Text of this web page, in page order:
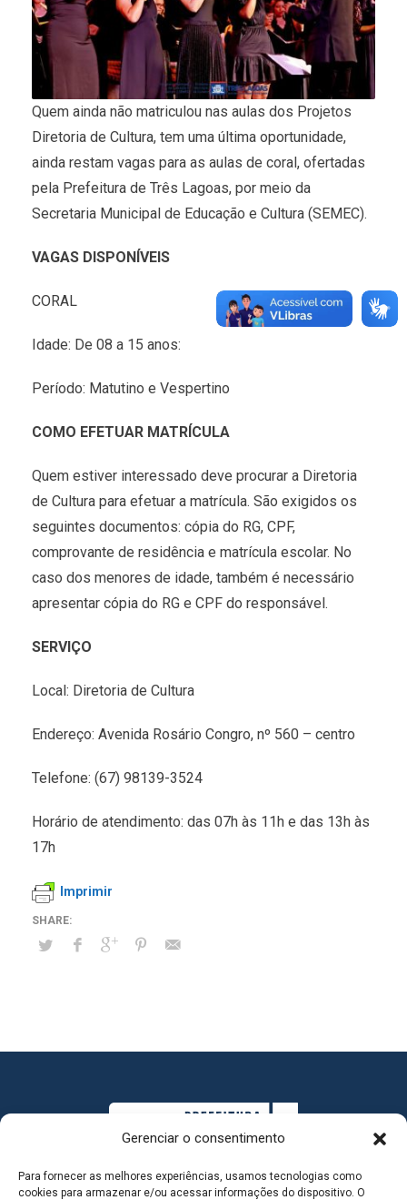
Gerenciar o consentimento
Para fornecer as melhores experiências, usamos tecnologias como
cookies para armazenar e/ou acessar informações do dispositivo. O
Quem ainda não matriculou nas aulas dos Projetos
Diretoria de Cultura, tem uma última oportunidade,
ainda restam vagas para as aulas de coral, ofertadas
pela Prefeitura de Três Lagoas, por meio da
Secretaria Municipal de Educação e Cultura (SEMEC).
VAGAS DISPONÍVEIS
CORAL
Idade: De 08 a 15 anos:
Período: Matutino e Vespertino
COMO EFETUAR MATRÍCULA
Quem estiver interessado deve procurar a Diretoria
de Cultura para efetuar a matrícula. São exigidos os
seguintes documentos: cópia do RG, CPF,
comprovante de residência e matrícula escolar. No
caso dos menores de idade, também é necessário
apresentar cópia do RG e CPF do responsável.
SERVIÇO
Local: Diretoria de Cultura
Endereço: Avenida Rosário Congro, nº 560 – centro
Telefone: (67) 98139-3524
Horário de atendimento: das 07h às 11h e das 13h às
17h
Imprimir